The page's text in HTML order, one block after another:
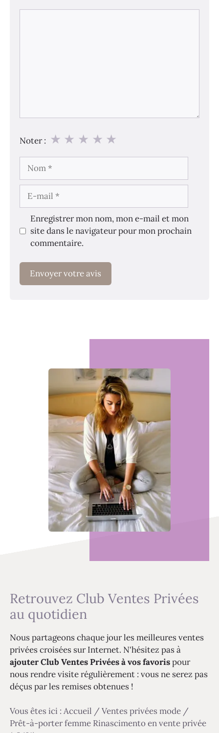
Noter : ★
★
★
★
★
Nom
E-
mail
Enregistrer mon nom, mon e-mail et mon
site dans le navigateur pour mon prochain
commentaire.
Retrouvez Club Ventes Privées
au quotidien
Nous partageons chaque jour les meilleures ventes
privées croisées sur Internet. N'hésitez pas à
ajouter Club Ventes Privées à vos favorispour
nous rendre visite régulièrement : vous ne serez pas
déçus par les remises obtenues !
Vous êtes ici : Accueil / Ventes privées mode /
Prêt-à-porter femme Rinascimento en vente privée